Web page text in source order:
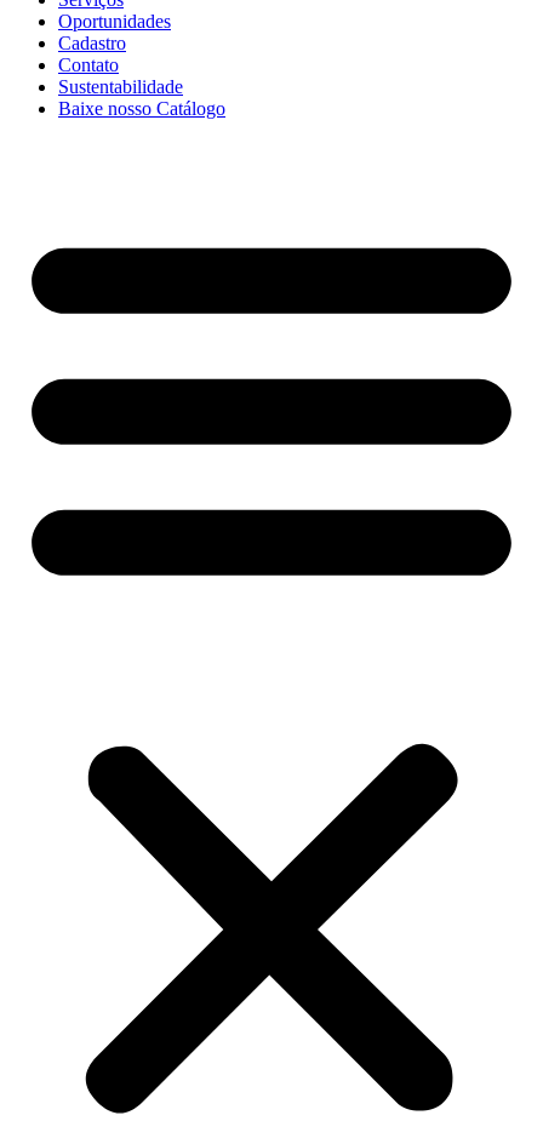
Oportunidades
Cadastro
Contato
Sustentabilidade
Baixe nosso Catálogo